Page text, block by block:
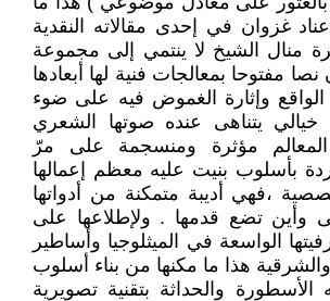
عناد غزوان في إحدى مقالاته النقدية
منال الشيخ لا ينتمي إلى مجموعة
مفتوحا بمعالجات فنية لها أبعادها
الواقع وإثارة الغموض فيه على ضوء
خيالي يتناهى عنده صوتها الشعري
مؤثرة ومنسجمة على مرّ
بأسلوب بنيت عليه معظم إعمالها
،فهي أديبة متمكنة من أدواتها
وأين تضع قدمها . ولإطلاعها على
الواسعة في الميثلوجيا وأساطير
والشرقية هذا ما مكنها من بناء أسلوب
والحداثة بتقنية تصويرية